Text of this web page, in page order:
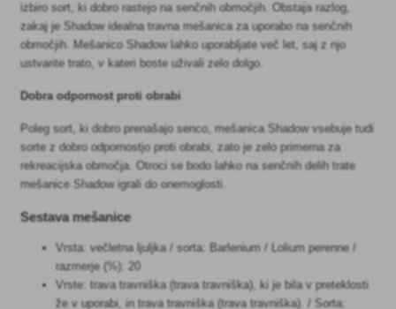
izbiro sort, ki dobro rastejo na senčnih območjih. Obstaja razlog,
zakaj je Shadow idealna travna mešanica za uporabo na senčnih
območjih. Mešanico Shadow lahko uporabljate več let, saj z njo
ustvarite trato, v kateri boste uživali zelo dolgo.
Dobra odpornost proti obrabi
Poleg sort, ki dobro prenašajo senco, mešanica Shadow vsebuje tudi
sorte z dobro odpornostjo proti obrabi, zato je zelo primerna za
rekreacijska območja. Otroci se bodo lahko na senčnih delih trate
mešanice Shadow igrali do onemoglosti.
Sestava mešanice
Vrsta: večletna ljuljka / sorta: Barlenium / Lolium perenne /
razmerje (%): 20
Vrste: trava travniška (trava travniška), ki je bila v preteklosti
že v uporabi, in trava travniška (trava travniška). / Sorta: